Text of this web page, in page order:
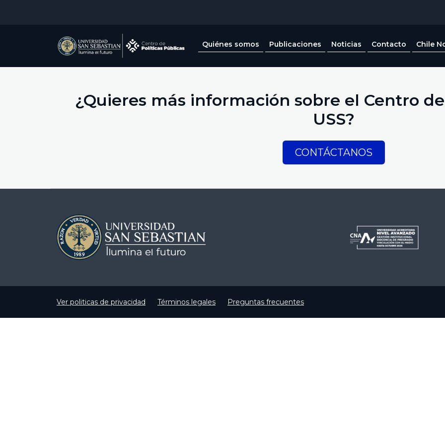
Quiénes somos Publicaciones Noticias Contacto Chile
¿Quieres más información sobre el Centro
USS?
CONTÁCTANOS
Ver politicas de privacidad Términos legales Preguntas frecuentes